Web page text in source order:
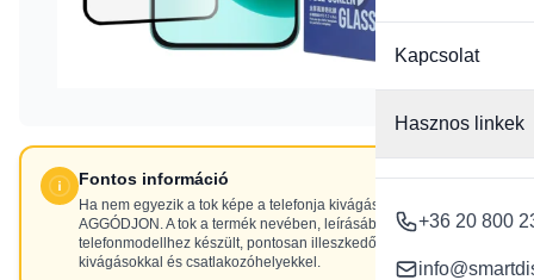
Kapcsolat
Hasznos linkek
+36 20 800
Fontos információ
Ha nem egyezik a tok képe a telefonja kivágásaival, NE
AGGÓDJON. A tok a termék nevében, leírásában szereplő
telefonmodellhez készült, pontosan illeszkedő
kivágásokkal és csatlakozóhelyekkel.